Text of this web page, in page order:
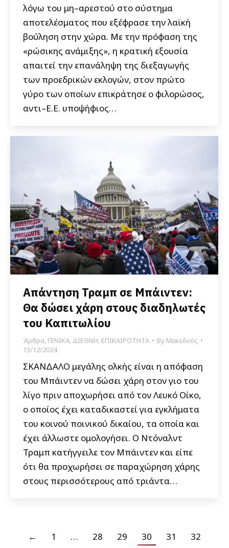
λόγω του μη–αρεστού στο σύστημα
αποτελέσματος που εξέφρασε την λαϊκή
βούληση στην χώρα. Με την πρόφαση της
«ρώσικης ανάμιξης», η κρατική εξουσία
απαιτεί την επανάληψη της διεξαγωγής
των προεδρικών εκλογών, στον πρώτο
γύρο των οποίων επικράτησε ο φιλορώσος,
αντι–Ε.Ε. υποψήφιος…
Απάντηση Τραμπ σε Μπάιντεν:
Θα δώσει χάρη στους διαδηλωτές
του Καπιτωλίου
Άρθρα, ΓΕΝΙΚΑ, ΔΙΕΘΝΗ, ΕΠΙΚΑΙΡΟΤΗΤΑ By Μακεδνός
13/12/2024
ΣΚΑΝΔΑΛΟ μεγάλης ολκής είναι η απόφαση
του Μπάιντεν να δώσει χάρη στον γιο του
λίγο πριν αποχωρήσει από τον Λευκό Οίκο,
ο οποίος έχει καταδικαστεί για εγκλήματα
του κοινού ποινικού δικαίου, τα οποία και
έχει άλλωστε ομολογήσει. Ο Ντόναλντ
Τραμπ κατήγγειλε τον Μπάιντεν και είπε
ότι θα προχωρήσει σε παραχώρηση χάρης
στους περισσότερους από τριάντα…
← 1 … 28 29 30 31
32